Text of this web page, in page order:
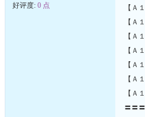
好评度: 0 点
【
【
【
【
【
【
【
〓〓